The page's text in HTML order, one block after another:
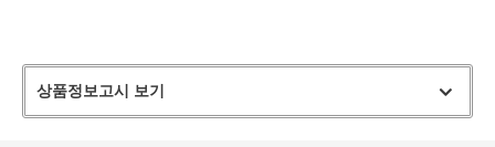
상품정보고시 보기